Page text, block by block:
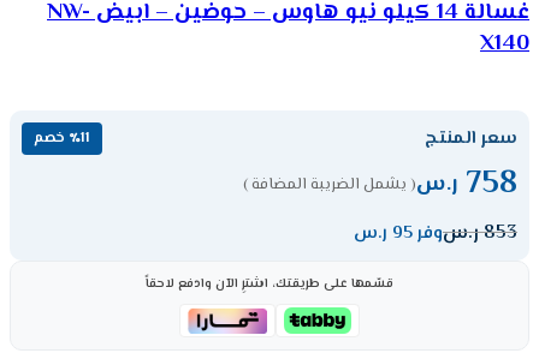
غسالة 14 كيلو نيو هاوس – حوضين – ابيض NW-
X140
سعر المنتج ٪11 خصم
758 ر.س( يشمل الضريبة المضافة )
853ر.سوفر 95 ر.س
قسّمها على طريقتك، اشترِ الآن وادفع لاحقاً